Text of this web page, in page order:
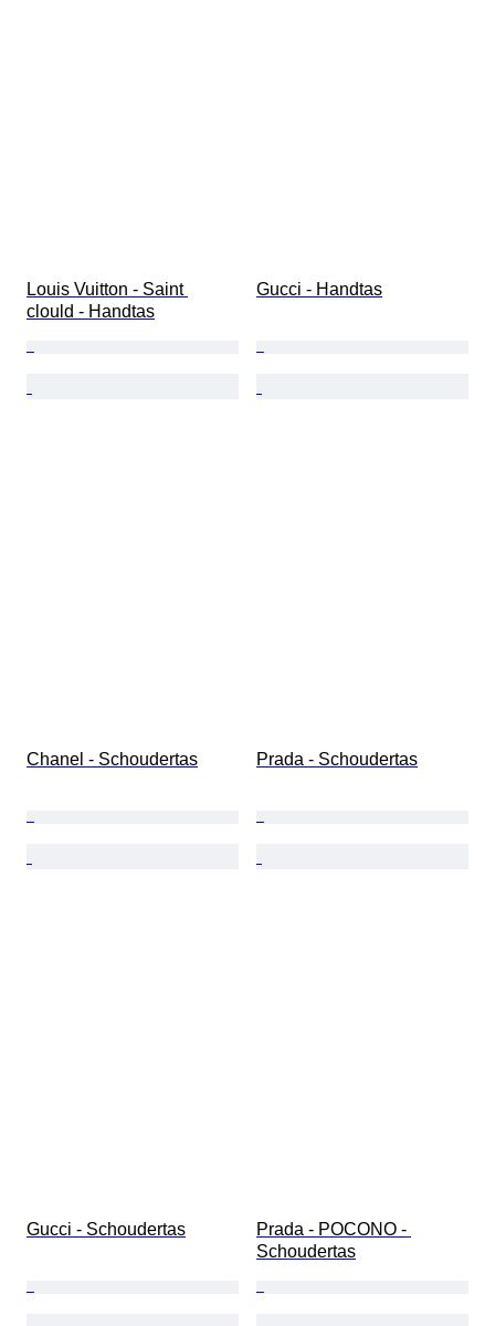
Louis Vuitton - Saint
clould - Handtas
Gucci - Handtas
Chanel - Schoudertas Prada - Schoudertas
Gucci - Schoudertas
Prada - POCONO -
Schoudertas